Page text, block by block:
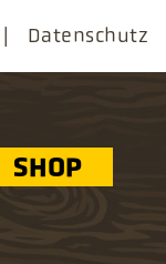
Datenschutz
SHOP